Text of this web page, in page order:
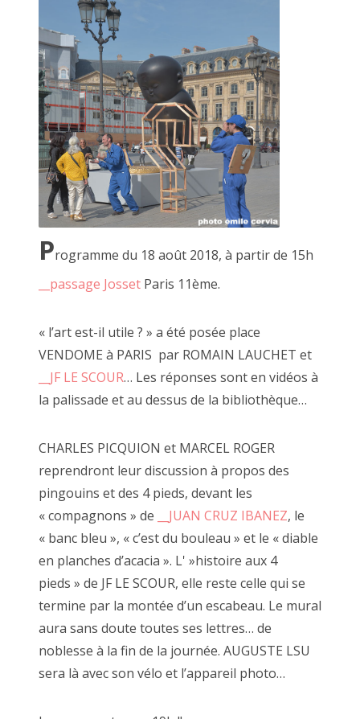
Programme du 18 août 2018, à partir de 15h
__passage Josset Paris 11ème.
« l’art est-il utile ? » a été posée place
VENDOME à PARIS par ROMAIN LAUCHET et
__JF LE SCOUR… Les réponses sont en vidéos à
la palissade et au dessus de la bibliothèque…
CHARLES PICQUION et MARCEL ROGER
reprendront leur discussion à propos des
pingouins et des 4 pieds, devant les
« compagnons » de
__JUAN CRUZ IBANEZ, le
« banc bleu », « c’est du bouleau » et le « diable
en planches d’acacia ». L' »histoire aux 4
pieds » de JF LE SCOUR, elle reste celle qui se
termine par la montée d’un escabeau. Le mural
aura sans doute toutes ses lettres… de
noblesse à la fin de la journée. AUGUSTE LSU
sera là avec son vélo et l’appareil photo…
2 mai 2015, MARCEL ROGER et JF Le Scour